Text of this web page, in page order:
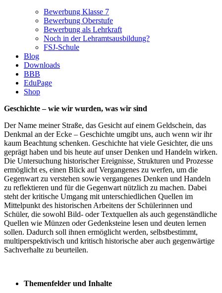
Bewerbung Klasse 7
Bewerbung Oberstufe
Bewerbung als Lehrkraft
Noch in der Lehramtsausbildung?
FSJ-Schule
Blog
Downloads
BBB
EduPage
Shop
Geschichte – wie wir wurden, was wir sind
Der Name meiner Straße, das Gesicht auf einem Geldschein, das
Denkmal an der Ecke – Geschichte umgibt uns, auch wenn wir ihr
kaum Beachtung schenken. Geschichte hat viele Gesichter, die uns
geprägt haben und bis heute auf unser Denken und Handeln wirken.
Die Untersuchung historischer Ereignisse, Strukturen und Prozesse
ermöglicht es, einen Blick auf Vergangenes zu werfen, um die
Gegenwart zu verstehen sowie vergangenes Denken und Handeln
zu reflektieren und für die Gegenwart nützlich zu machen. Dabei
steht der kritische Umgang mit unterschiedlichen Quellen im
Mittelpunkt des historischen Arbeitens der Schülerinnen und
Schüler, die sowohl Bild- oder Textquellen als auch gegenständliche
Quellen wie Münzen oder Gedenksteine lesen und deuten lernen
sollen. Dadurch soll ihnen ermöglicht werden, selbstbestimmt,
multiperspektivisch und kritisch historische aber auch gegenwärtige
Sachverhalte zu beurteilen.
Themenfelder und Inhalte